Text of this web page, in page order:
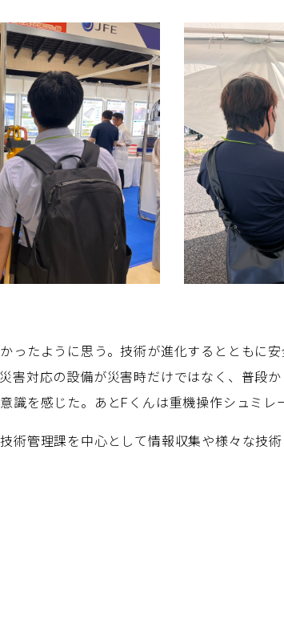
ったように思う。技術が進化するとともに
害対応の設備が災害時だけではなく、普段
識を感じた。あとFくんは重機操作シュミレ
術管理課を中心として情報収集や様々な技